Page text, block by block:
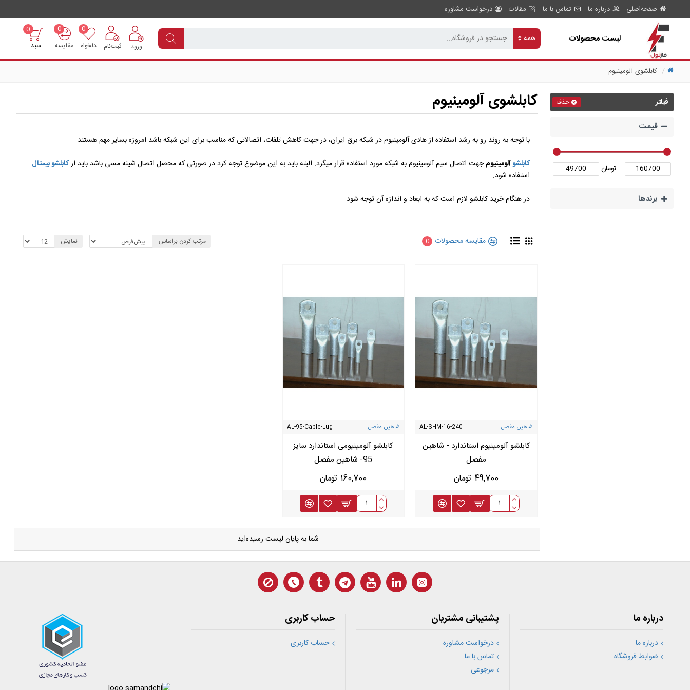
صفحه‌اصلی درباره ما تماس با ما مقالات درخواست مشاوره
لیست محصولات همه
ورود ثبت‌نام دلخواه
0
مقایسه
0
0
سبد
کابلشوی آلومینیوم
فیلتر حذف
قیمت
تومان
برند‌ها
کابلشوی آلومینیوم
با توجه به روند رو به رشد استفاده از هادی آلومینیوم در شبکه برق ایران، در جهت کاهش تلفات، اتصالاتی که مناسب برای این شبکه باشد امروزه بسایر مهم هستند.
کابلشوآلومینیومجهت اتصال سیم آلومینیوم به شبکه مورد استفاده قرار میگرد. البته باید به این موضوع توجه کرد در صورتی که محصل اتصال شینه مسی باشد باید ازکابلشو بیمتال
استفاده شود.
در هنگام خرید کابلشو لازم است که به ابعاد و اندازه آن توجه شود.
مقایسه محصولات 0 مرتب کردن براساس: نمایش:
شاهین مفصل AL-SHM-16-240
کابلشو آلومینیوم استاندارد - شاهین
مفصل
49,700 تومان
شاهین مفصل AL-95-Cable-Lug
کابلشو آلومینیومی استاندارد سایز
95- شاهین مفصل
160,700 تومان
شما به پایان لیست رسیده‌اید.
درباره ما
درباره ما
ضوابط فروشگاه
پشتیبانی مشتریان
درخواست مشاوره
تماس با ما
مرجوعی
حساب کاربری
حساب کاربری